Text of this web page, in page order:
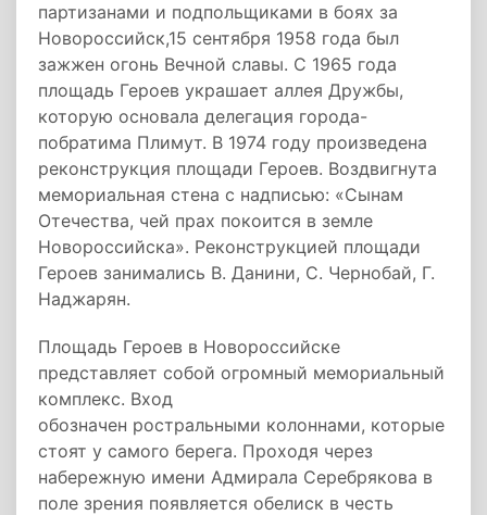
партизанами и подпольщиками в боях за
Новороссийск,15 сентября 1958 года был
зажжен огонь Вечной славы. С 1965 года
площадь Героев украшает аллея Дружбы,
которую основала делегация города-
побратима Плимут. В 1974 году произведена
реконструкция площади Героев. Воздвигнута
мемориальная стена с надписью: «Сынам
Отечества, чей прах покоится в земле
Новороссийска». Реконструкцией площади
Героев занимались В. Данини, С. Чернобай, Г.
Наджарян.
Площадь Героев в Новороссийске
представляет собой огромный мемориальный
комплекс. Вход
обозначен ростральными колоннами, которые
стоят у самого берега. Проходя через
набережную имени Адмирала Серебрякова в
поле зрения появляется обелиск в честь